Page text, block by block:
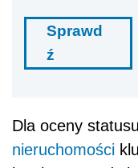
Sprawd
ź
Dla oceny
nieruchomości